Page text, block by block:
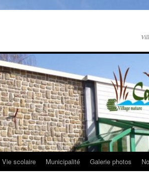
Vie scolaire Municipalité Galerie photos